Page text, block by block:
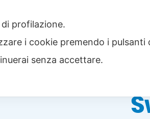
profilazione.
i cookie premendo i pulsanti
senza accettare.